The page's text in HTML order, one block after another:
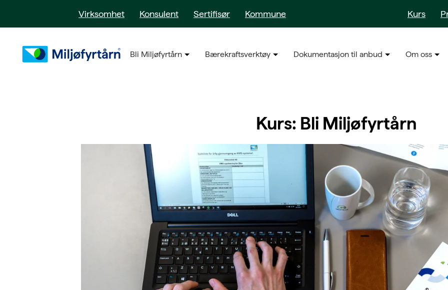
Virksomhet Konsulent Sertifisør Kommune Kurs
Bli Miljøfyrtårn Bærekraftsverktøy Dokumentasjon til anbud Om oss
Kurs: Bli Miljøfyrtårn